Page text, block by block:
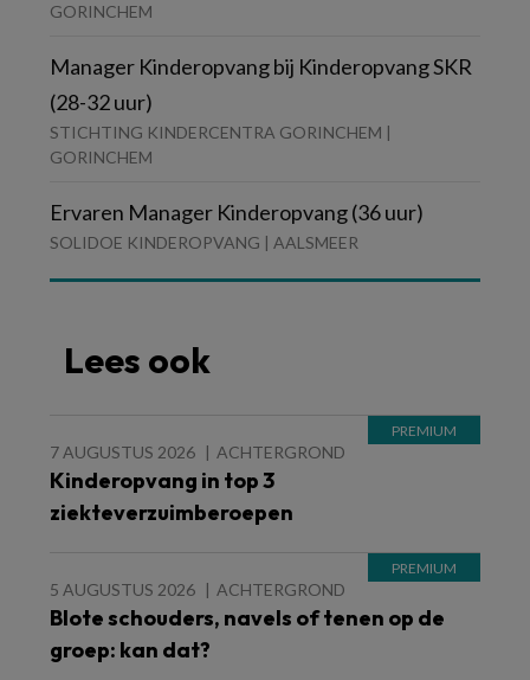
GORINCHEM
Manager Kinderopvang bij Kinderopvang SKR
(28-32 uur)
STICHTING KINDERCENTRA GORINCHEM |
GORINCHEM
Ervaren Manager Kinderopvang (36 uur)
SOLIDOE KINDEROPVANG | AALSMEER
Lees ook
7 AUGUSTUS 2026 ACHTERGROND
Kinderopvang in top 3
ziekteverzuimberoepen
5 AUGUSTUS 2026 ACHTERGROND
Blote schouders, navels of tenen op de
groep: kan dat?